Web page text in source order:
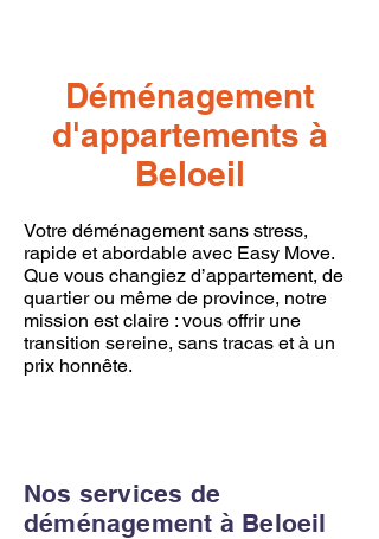
Déménagement
d'appartements à
Beloeil
Votre déménagement sans stress,
rapide et abordable avec Easy Move.
Que vous changiez d’appartement, de
quartier ou même de province, notre
mission est claire : vous offrir une
transition sereine, sans tracas et à un
prix honnête.
Nos services de
déménagement à Beloeil